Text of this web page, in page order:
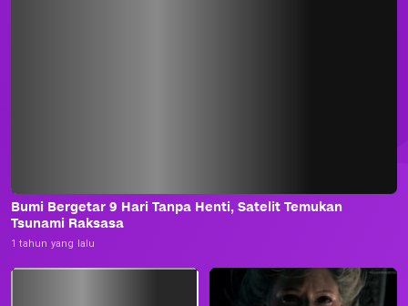
Bumi Bergetar 9 Hari Tanpa Henti, Satelit Temukan
Tsunami Raksasa
1 tahun yang lalu